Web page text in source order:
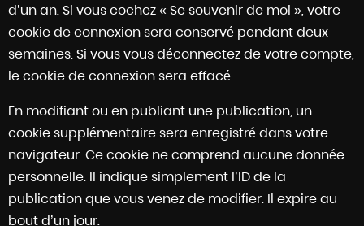
d’un an. Si vous cochez « Se souvenir de moi », votre
cookie de connexion sera conservé pendant deux
semaines. Si vous vous déconnectez de votre compte,
le cookie de connexion sera effacé.
En modifiant ou en publiant une publication, un
cookie supplémentaire sera enregistré dans votre
navigateur. Ce cookie ne comprend aucune donnée
personnelle. Il indique simplement l’ID de la
publication que vous venez de modifier. Il expire au
bout d’un jour.